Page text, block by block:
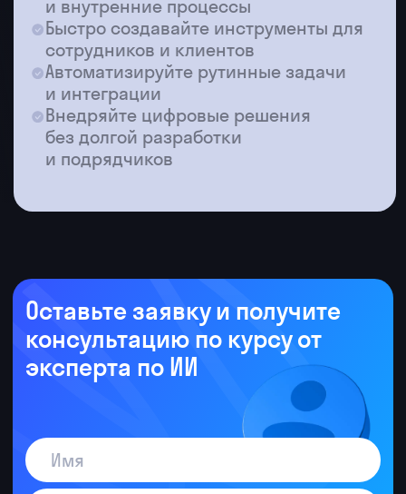
ChatGPT очищает и структурирует
данные за минуты
ИИ пишет формулы и объясняет
каждую строку
Отчет с визуализацией готов за 30
минут
ИИ сам формулирует выводы
и рекомендации
самостоятельно
Проверяю эссе и сочинения часами
Ищу материалы для урока
в интернете по отдельности
ИИ генерирует план урока по теме
теста мгновенно